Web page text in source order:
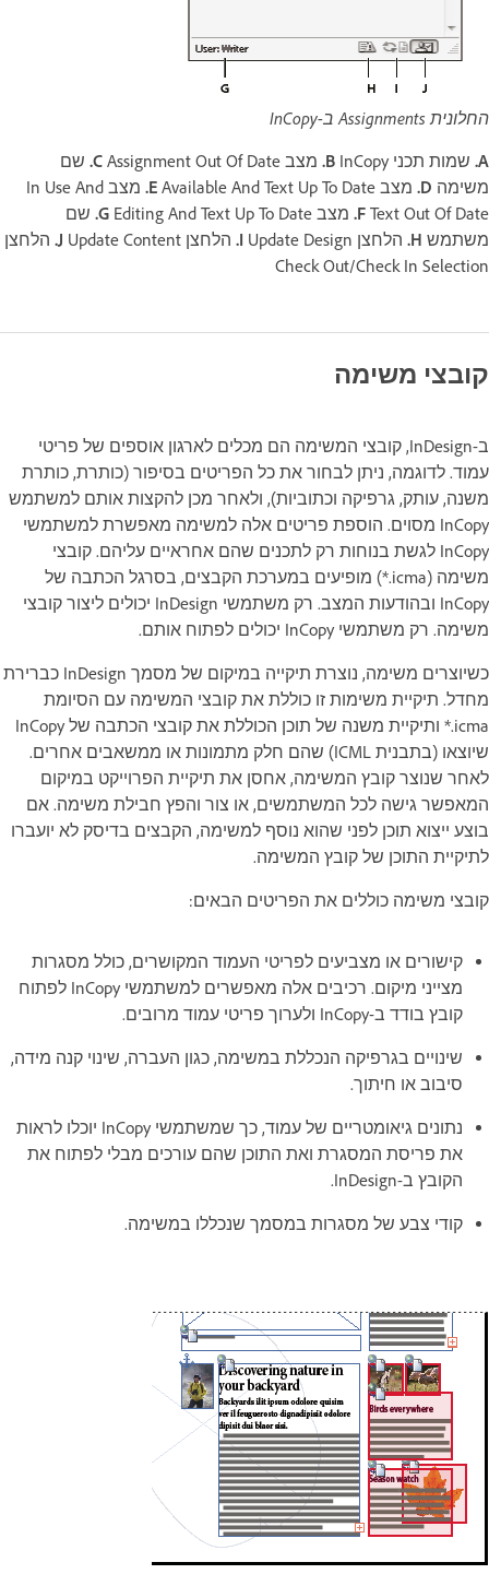
החלונית Assignments ב-InCopy‏
A. שמות תכני InCopy‏ B. מצב Assignment Out Of Date‏ C. שם
משימה D. מצב Available And Text Up To Date‏ E.
מצב In Use And
Text Out Of Date‏
F. מצב Editing And Text Up To Date‏ G. שם
משתמש H. הלחצן Update Design‏ I. הלחצן Update Content‏ J. הלחצן
Check Out/Check In Selection‏
קובצי משימה
ב-InDesign, קובצי המשימה הם מכלים לארגון אוספים של פריטי
עמוד. לדוגמה, ניתן לבחור את כל הפריטים בסיפור (כותרת, כותרת
משנה, עותק, גרפיקה וכתוביות), ולאחר מכן להקצות אותם למשתמש
InCopy מסוים. הוספת פריטים אלה למשימה מאפשרת למשתמשי
InCopy לגשת בנוחות רק לתכנים שהם אחראיים עליהם. קובצי
משימה (‎*.icma) מופיעים במערכת הקבצים, בסרגל הכתבה של
InCopy ובהודעות המצב. רק משתמשי InDesign יכולים ליצור קובצי
משימה. רק משתמשי InCopy יכולים לפתוח אותם.
כשיוצרים משימה, נוצרת תיקייה במיקום של מסמך InDesign כברירת
מחדל. תיקיית משימות זו כוללת את קובצי המשימה עם הסיומת
‎*.icma ותיקיית משנה של תוכן הכוללת את קובצי הכתבה של InCopy
שיוצאו (בתבנית ICML) שהם חלק מתמונות או ממשאבים אחרים.
לאחר שנוצר קובץ המשימה, אחסן את תיקיית הפרוייקט במיקום
המאפשר גישה לכל המשתמשים, או צור והפץ חבילת משימה. אם
בוצע ייצוא תוכן לפני שהוא נוסף למשימה, הקבצים בדיסק לא יועברו
לתיקיית התוכן של קובץ המשימה.
קובצי משימה כוללים את הפריטים הבאים:
קישורים או מצביעים לפריטי העמוד המקושרים, כולל מסגרות
מצייני מיקום. רכיבים אלה מאפשרים למשתמשי InCopy לפתוח
קובץ בודד ב-InCopy ולערוך פריטי עמוד מרובים.
שינויים בגרפיקה הנכללת במשימה, כגון העברה, שינוי קנה מידה,
סיבוב או חיתוך.
נתונים גיאומטריים של עמוד, כך שמשתמשי InCopy יוכלו לראות
את פריסת המסגרת ואת התוכן שהם עורכים מבלי לפתוח את
הקובץ ב-InDesign.
קודי צבע של מסגרות במסמך שנכללו במשימה.